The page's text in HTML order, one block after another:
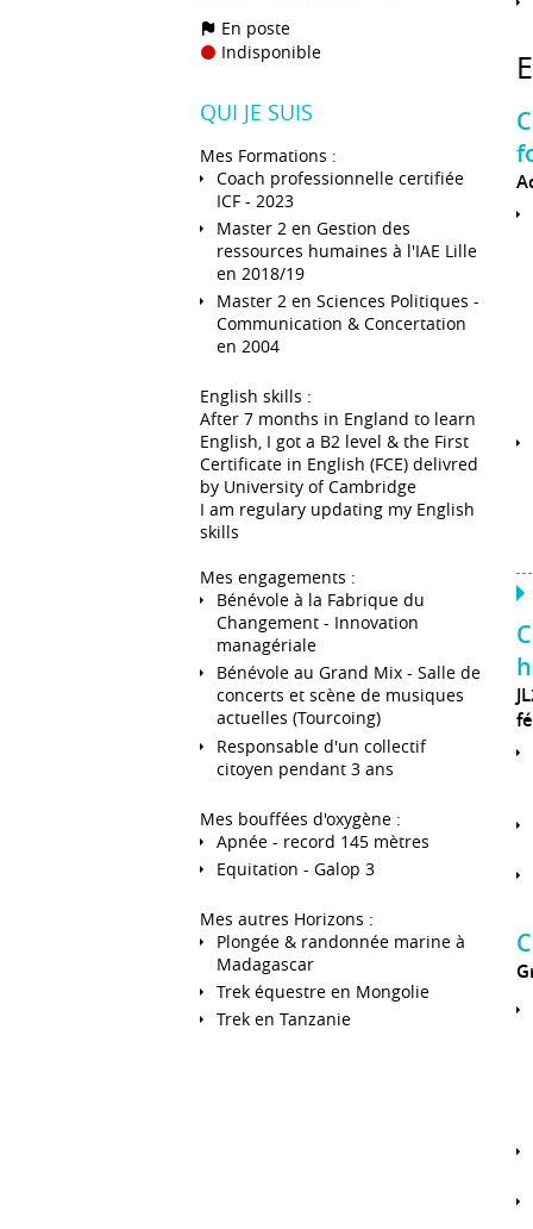
En poste
Indisponible
QUI JE SUIS
Mes Formations :
Coach professionnelle certifiée
ICF - 2023
Master 2 en Gestion des
ressources humaines à l'IAE Lille
en 2018/19
Master 2 en Sciences Politiques -
Communication & Concertation
en 2004
English skills :
After 7 months in England to learn
English, I got a B2 level & the First
Certificate in English (FCE) delivred
by University of Cambridge
I am regulary updating my English
skills
Mes engagements :
Bénévole à la Fabrique du
Changement - Innovation
managériale
Bénévole au Grand Mix - Salle de
concerts et scène de musiques
actuelles (Tourcoing)
Responsable d'un collectif
citoyen pendant 3 ans
Mes bouffées d'oxygène :
Apnée - record 145 mètres
Equitation - Galop 3
Mes autres Horizons :
Plongée & randonnée marine à
Madagascar
Trek équestre en Mongolie
Trek en Tanzanie